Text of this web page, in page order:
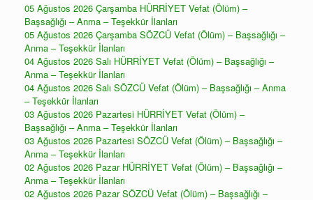
05 Ağustos 2026 Çarşamba HÜRRİYET Vefat (Ölüm) –
Başsağlığı – Anma – Teşekkür İlanları
05 Ağustos 2026 Çarşamba SÖZCÜ Vefat (Ölüm) – Başsağlığı –
Anma – Teşekkür İlanları
04 Ağustos 2026 Salı HÜRRİYET Vefat (Ölüm) – Başsağlığı –
Anma – Teşekkür İlanları
04 Ağustos 2026 Salı SÖZCÜ Vefat (Ölüm) – Başsağlığı – Anma
– Teşekkür İlanları
03 Ağustos 2026 Pazartesi HÜRRİYET Vefat (Ölüm) –
Başsağlığı – Anma – Teşekkür İlanları
03 Ağustos 2026 Pazartesi SÖZCÜ Vefat (Ölüm) – Başsağlığı –
Anma – Teşekkür İlanları
02 Ağustos 2026 Pazar HÜRRİYET Vefat (Ölüm) – Başsağlığı –
Anma – Teşekkür İlanları
02 Ağustos 2026 Pazar SÖZCÜ Vefat (Ölüm) – Başsağlığı –